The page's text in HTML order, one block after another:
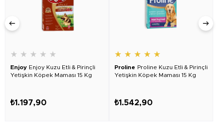
★ ★ ★ ★ ★
Enjoy Enjoy Kuzu Etli & Pirinçli
Yetişkin Köpek Maması 15 Kg
₺1.197,90
★ ★ ★ ★ ★
Proline Proline Kuzu Etli & Pirinçli
Yetişkin Köpek Maması 15 Kg
₺1.542,90